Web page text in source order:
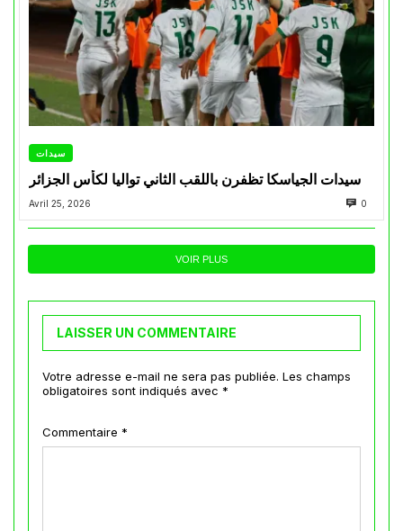
سيدات
سيدات الجياسكا تظفرن باللقب الثاني تواليا لكأس الجزائر
Avril 25, 2026 0
VOIR PLUS
LAISSER UN COMMENTAIRE
Votre adresse e-mail ne sera pas publiée. Les champs
obligatoires sont indiqués avec *
Commentaire *